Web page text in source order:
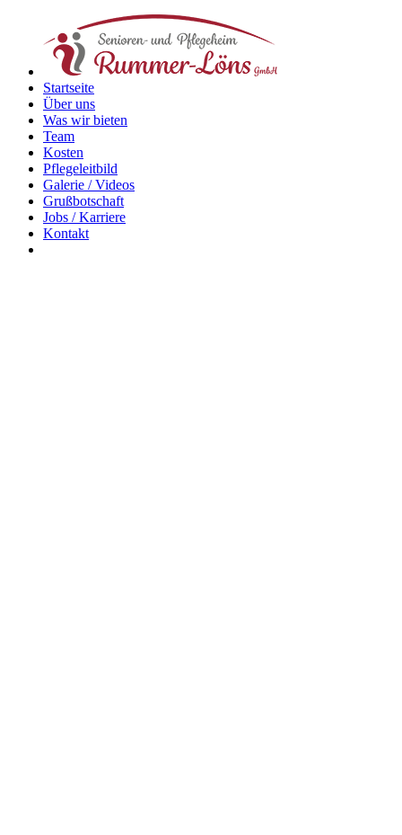
Startseite
Über uns
Was wir bieten
Team
Kosten
Pflegeleitbild
Galerie / Videos
Grußbotschaft
Jobs / Karriere
Kontakt